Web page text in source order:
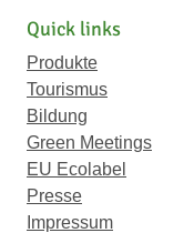
Quick links
Produkte
Tourismus
Bildung
Green Meetings
EU Ecolabel
Presse
Impressum